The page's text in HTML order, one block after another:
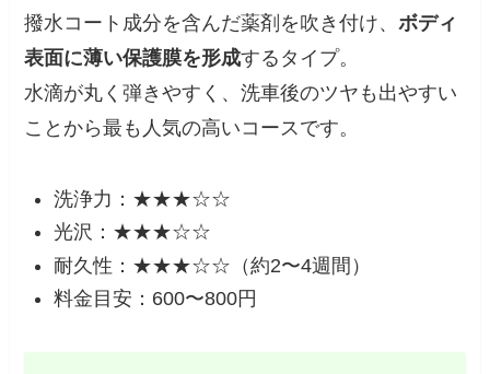
撥水コート成分を含んだ薬剤を吹き付け、ボディ
表面に薄い保護膜を形成するタイプ。
水滴が丸く弾きやすく、洗車後のツヤも出やすい
ことから最も人気の高いコースです。
洗浄力：★★★☆☆
光沢：★★★☆☆
耐久性：★★★☆☆（約2〜4週間）
料金目安：600〜800円